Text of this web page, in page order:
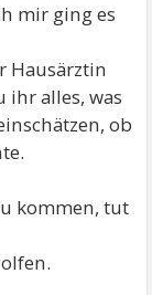
mir ging es
Hausärztin
ihr alles, was
ob
kommen, tut